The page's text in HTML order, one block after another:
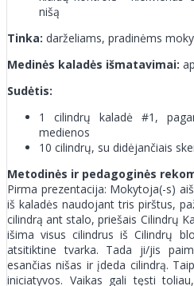
nišą
Tinka: darželiams, pradinėms
Medinės kaladės išmatavimai:
Sudėtis:
1 cilindrų kaladė #1,
medienos
10 cilindrų, su didėjančiais
Metodinės ir pedagoginės
Pirma prezentacija: Mokytoja(-s)
iš kaladės naudojant tris pirštus,
cilindrą ant stalo, priešais Cilindrų
išima visus cilindrus iš Cilindrų
atsitiktine tvarka. Tada ji/jis
esančias nišas ir įdeda cilindrą.
iniciatyvos. Vaikas gali tęsti